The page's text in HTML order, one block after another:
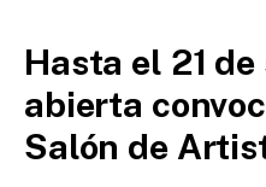
Hasta el 21
abierta
Salón de